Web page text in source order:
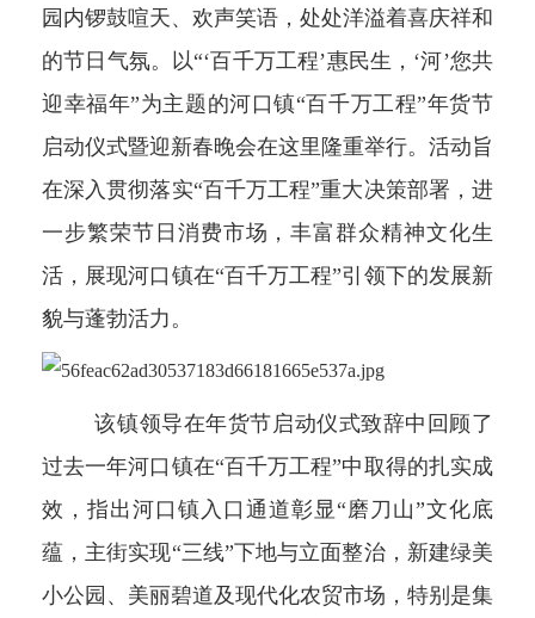
园内锣鼓喧天、欢声笑语，处处洋溢着喜庆祥和
的节日气氛。以“‘百千万工程’惠民生，‘河’您共
迎幸福年”为主题的河口镇“百千万工程”年货节
启动仪式暨迎新春晚会在这里隆重举行。活动旨
在深入贯彻落实“百千万工程”重大决策部署，进
一步繁荣节日消费市场，丰富群众精神文化生
活，展现河口镇在“百千万工程”引领下的发展新
貌与蓬勃活力。
该镇领导在年货节启动仪式致辞中回顾了
过去一年河口镇在“百千万工程”中取得的扎实成
效，指出河口镇入口通道彰显“磨刀山”文化底
蕴，主街实现“三线”下地与立面整治，新建绿美
小公园、美丽碧道及现代化农贸市场，特别是集